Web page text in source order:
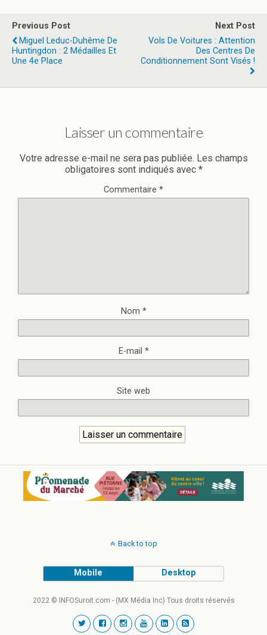
Previous Post
Miguel Leduc-Duhême De
Huntingdon : 2 Médailles Et
Une 4e Place
Next Post
Vols De Voitures : Attention
Des Centres De
Conditionnement Sont Visés !
Laisser un commentaire
Votre adresse e-mail ne sera pas publiée. Les champs
obligatoires sont indiqués avec *
Commentaire *
Nom *
E-mail *
Site web
Back to top
Mobile Desktop
2022 © INFOSuroit.com - (MX Média Inc) Tous droits réservés